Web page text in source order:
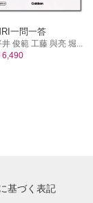
一問一答
井 俊範 工藤 與亮 堀...
6,490
基づく表記